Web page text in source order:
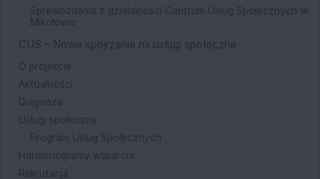
Sprawozdania z działalności Centrum Usług Społecznych w
Mikołowie
CUS – Nowe spojrzenie na usługi społeczne
O projekcie
Aktualności
Diagnoza
Usługi społeczne
Program Usług Społecznych
Harmonogramy wsparcia
Rekrutacja